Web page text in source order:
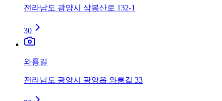
전라남도 광양시 삼봉산로 132-1
30
와룡길
전라남도 광양시 광양읍 와룡길 33